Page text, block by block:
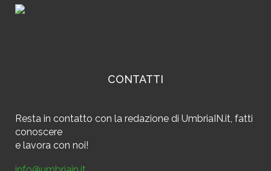
CONTATTI
Resta in contatto con la redazione di UmbriaIN.it, fatti
conoscere
e lavora con noi!